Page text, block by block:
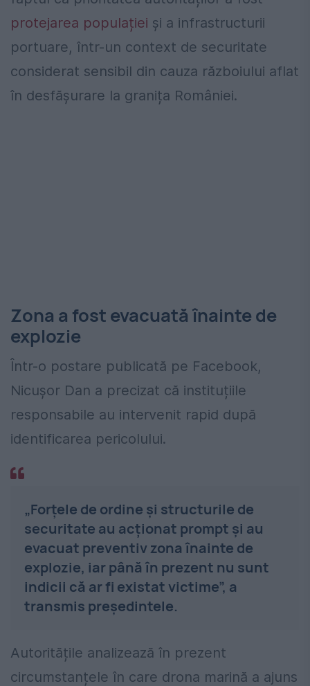
protejarea populației și a infrastructurii
portuare, într-un context de securitate
considerat sensibil din cauza războiului aflat
în desfășurare la granița României.
Zona a fost evacuată înainte de
explozie
Într-o postare publicată pe Facebook,
Nicușor Dan a precizat că instituțiile
responsabile au intervenit rapid după
identificarea pericolului.
„Forțele de ordine și structurile de
securitate au acționat prompt și au
evacuat preventiv zona înainte de
explozie, iar până în prezent nu sunt
indicii că ar fi existat victime”, a
transmis președintele.
Autoritățile analizează în prezent
circumstanțele în care drona marină a ajuns